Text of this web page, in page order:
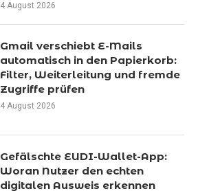
4 August 2026
Gmail verschiebt E-Mails
automatisch in den Papierkorb:
Filter, Weiterleitung und fremde
Zugriffe prüfen
4 August 2026
Gefälschte EUDI-Wallet-App:
Woran Nutzer den echten
digitalen Ausweis erkennen